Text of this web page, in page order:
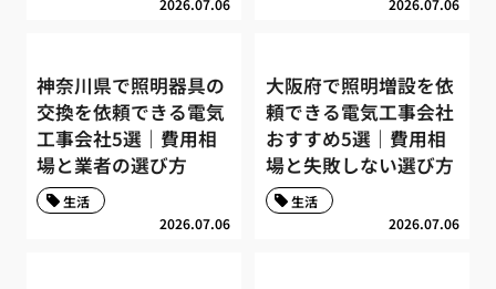
2026.07.06 2026.07.06
神奈川県で照明器具の
交換を依頼できる電気
工事会社5選｜費用相
場と業者の選び方
2026.07.06
生活
大阪府で照明増設を依
頼できる電気工事会社
おすすめ5選｜費用相
場と失敗しない選び方
2026.07.06
生活